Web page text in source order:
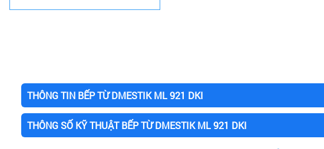
THÔNG TIN BẾP TỪ DMESTIK ML 921 DKI
THÔNG SỐ KỸ THUẬT BẾP TỪ DMESTIK ML 921 DKI